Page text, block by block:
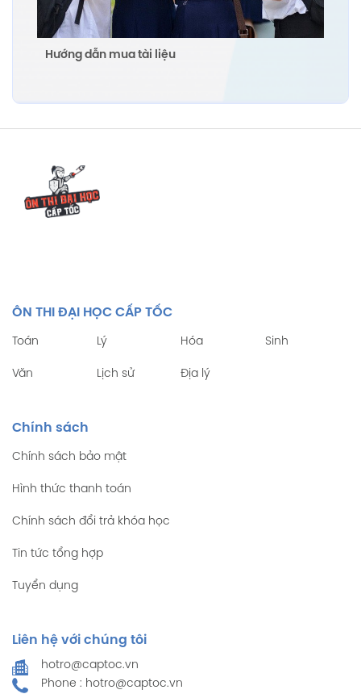
Hướng dẫn mua tài liệu
ÔN THI ĐẠI HỌC CẤP TỐC
Toán Lý Hóa Sinh
Văn Lịch sử Địa lý
Chính sách
Chính sách bảo mật
Hình thức thanh toán
Chính sách đổi trả khóa học
Tin tức tổng hợp
Tuyển dụng
Liên hệ với chúng tôi
hotro@captoc.vn
Phone : hotro@captoc.vn